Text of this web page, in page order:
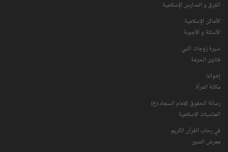
الفرق و المدارس الإسلامية
الأماكن الإسلامية
الأسئلة و الأجوبة
سیرۀ زوجات النبي
فتاوی الحرمة
إخواننا
مكانة‌ المرأة
رسالة الحقوق للإمام السجاد (ع)
المناسبات الاسلامیة
في رحاب القرآن الکریم
معرض الصور